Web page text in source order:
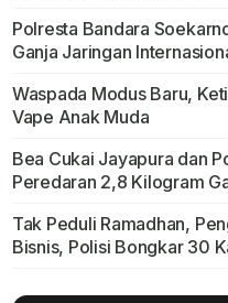
Polresta Bandara
Ganja Jaringan
Waspada Modus Baru,
Vape Anak Muda
Bea Cukai Jayapura dan
Peredaran 2,8 Kilogram
Tak Peduli Ramadhan,
Bisnis, Polisi Bongkar 30